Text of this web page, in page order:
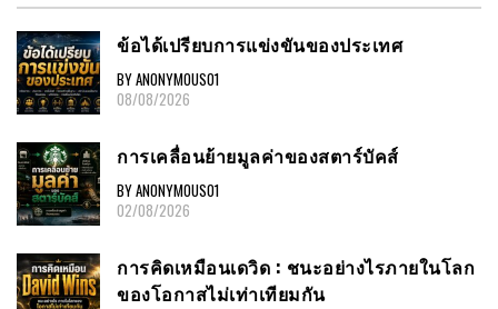
ข้อได้เปรียบการแข่งขันของประเทศ
BY ANONYMOUS01
08/08/2026
การเคลื่อนย้ายมูลค่าของสตาร์บัคส์
BY ANONYMOUS01
02/08/2026
การคิดเหมือนเดวิด : ชนะอย่างไรภายในโลก
ของโอกาสไม่เท่าเทียมกัน